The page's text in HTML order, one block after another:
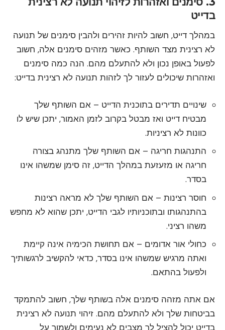
בדייט
במהלך דייט, חשוב להיות זהירים ולהבין סימנים של תנועה
לא רצינית מצד השותף. כאשר מזהים סימנים אלה, חשוב
לפעול באופן נכון ולא להתעלם מהם. הנה כמה סימנים
ואזהרות שיכולים לעזור לך לזהות תנועה לא רצינית בדייט:
שינויים תדירים בתוכנית הדייט – אם השותף שלך
מבטיח דייט ואז מבטל בקרוב לזמן האמור, יתכן שיש לו
כוונות לא רציניות.
התנהגות חריגה – אם השותף שלך מתנהג בצורה
חריגה או מזעזעת במהלך הדייט, זה סימן שמשהו אינו
בסדר.
חוסר רצינות – אם השותף שלך לא מראה רצינות
בהתנהגותו ובתוכניותיו לגבי הדייט, יתכן שהוא לא מחפש
משהו רציני.
כחולי אור אדומים – אם תחושת הכימיה אינה קיימת
ואתה מרגיש שמשהו אינו בסדר, כדאי להקשיב לרגשותיך
ולפעול בהתאם.
אם אתה מזהה סימנים אלה בשותף שלך, חשוב להתמקד
בביטחות שלך ולא להתעלם מהם. זיהוי תנועה לא רצינית
בדייט יכול להציל לך מצבים לא נעימים ולשמור על